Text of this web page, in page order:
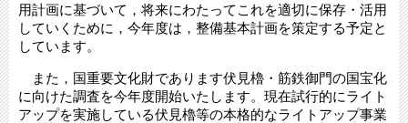
用計画に基づいて，将来にわたってこれを適切に保存・活用
していくために，今年度は，整備基本計画を策定する予定と
しています。
また，国重要文化財であります伏見櫓・筋鉄御門の国宝化
に向けた調査を今年度開始いたします。現在試行的にライト
アップを実施している伏見櫓等の本格的なライトアップ事業